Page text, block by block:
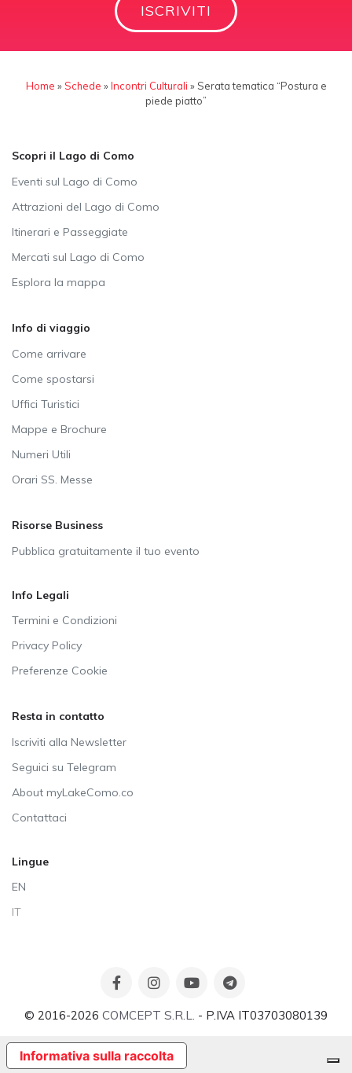
ISCRIVITI
Home »Schede »Incontri Culturali » Serata tematica “Postura e
piede piatto”
Scopri il Lago di Como
Eventi sul Lago di Como
Attrazioni del Lago di Como
Itinerari e Passeggiate
Mercati sul Lago di Como
Esplora la mappa
Info di viaggio
Come arrivare
Come spostarsi
Uffici Turistici
Mappe e Brochure
Numeri Utili
Orari SS. Messe
Risorse Business
Pubblica gratuitamente il tuo evento
Info Legali
Termini e Condizioni
Privacy Policy
Preferenze Cookie
Resta in contatto
Iscriviti alla Newsletter
Seguici su Telegram
About myLakeComo.co
Contattaci
Lingue
EN
IT
© 2016-2026 COMCEPT S.R.L. - P.IVA IT03703080139
Informativa sulla raccolta